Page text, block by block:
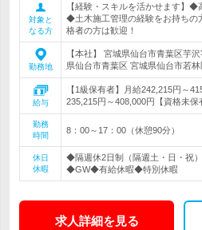
対象と
なる方
【経験・スキルを活かせます】
◆土木施工管理の経験をお持ちの
格者の方は歓迎！
勤務地
【本社】 宮城県仙台市青葉区芋
県仙台市青葉区 宮城県仙台市若林
給与
【1級保有者】月給242,215円～
235,215円～408,000円【資格未保
勤務
時間
8：00～17：00（休憩90分）
休日
休暇
◆隔週休2日制（隔週土・日・祝
◆GW◆有給休暇◆特別休暇
求人詳細を見る